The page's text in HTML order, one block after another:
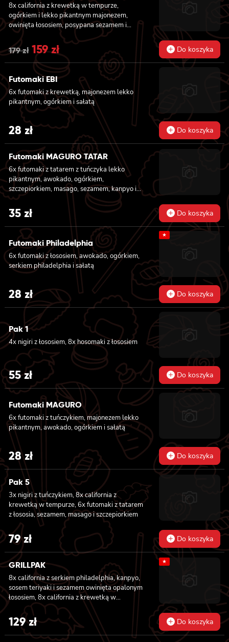
8x california z krewetką w tempurze,
ogórkiem i lekko pikantnym majonezem,
owinięta łososiem, posypana sezamem i
masago, 8x california z tatarem z tuńczyka z
truflami, owinięta tuńczykiem, posypana
masago arare i szczypiorkiem, 8x california z
awokado, mango, węgorzem i krewetką,
owinięta opalanym łososiem, polana sosem
teriyaki i posypana sezamem, 8x california z
masago, awokado i kanpyo, owinięta
węgorzem, polana sosem unagi i posypana
sezamem, 8x california z krewetką w
tempurze, awokado i lekko pikantnym
majonezem, owinięta krewetką, polana
słodko-pikantnym sosem i posypana
kolendrą
179zł Original
price
was:
179 zł.
159zł
price
is:
159 zł.
Do koszyka
Futomaki EBI
6x futomaki z krewetką, majonezem lekko
pikantnym, ogórkiem i sałatą
28 zł Do koszyka
Futomaki MAGURO TATAR
6x futomaki z tatarem z tuńczyka lekko
pikantnym, awokado, ogórkiem,
szczepiorkiem, masago, sezamem, kanpyo i
sałatą
35 zł Do koszyka
Futomaki Philadelphia
6x futomaki z łososiem, awokado, ogórkiem,
serkiem philadelphia i sałatą
★
28 zł Do koszyka
Pak 1
4x nigiri z łososiem, 8x hosomaki z łososiem
55zł Do koszyka
Futomaki MAGURO
6x futomaki z tuńczykiem, majonezem lekko
pikantnym, awokado, ogórkiem i sałatą
28zł Do koszyka
Pak 5
3x nigiri z tuńczykiem, 8x california z
krewetką w tempurze, 6x futomaki z tatarem
z łososia, sezamem, masago i szczepiorkiem
79zł Do koszyka
GRILLPAK
8x california z serkiem philadelphia, kanpyo,
sosem teriyaki i sezamem owinięta opalonym
łososiem, 8x california z krewetką w
tempurze, majonezem lekko pikantnym,
ogórkiem, sezamem i masago, 6x futomaki z
pieczonym łososiem, serkiem philadelphia,
awokado, ogórkiem, kanpyo i sałatą, sosem
★
129zł Do koszyka